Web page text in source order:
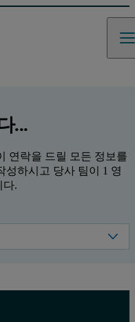
...
연락을 드릴 모든 정보를
성하시고 당사 팀이 1 영
다.